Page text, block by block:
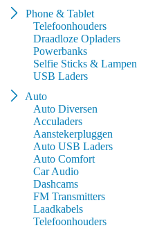
Phone & Tablet
Telefoonhouders
Draadloze Opladers
Powerbanks
Selfie Sticks & Lampen
USB Laders
Auto
Auto Diversen
Acculaders
Aanstekerpluggen
Auto USB Laders
Auto Comfort
Car Audio
Dashcams
FM Transmitters
Laadkabels
Telefoonhouders